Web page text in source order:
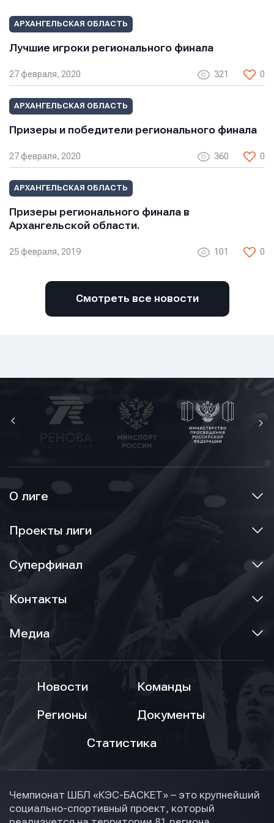
АРХАНГЕЛЬСКАЯ ОБЛАСТЬ
Лучшие игроки регионального финала
27 февраля, 2020 321 0
АРХАНГЕЛЬСКАЯ ОБЛАСТЬ
Призеры и победители регионального финала
27 февраля, 2020 360 0
АРХАНГЕЛЬСКАЯ ОБЛАСТЬ
Призеры регионального финала в
Архангельской области.
25 февраля, 2019 101 0
Смотреть все новости
О лиге
Проекты лиги
Суперфинал
Контакты
Медиа
Новости
Команды
Регионы
Документы
Статистика
Чемпионат ШБЛ «КЭС-БАСКЕТ» – это крупнейший
социально-спортивный проект, который
условиями обработки персональных данных
условиями обработки персональных данных
Сообщение
Нажимая кнопку “Отправить”, вы соглашаетесь с
условиями обработки персональных данных